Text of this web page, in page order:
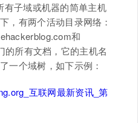
子域或机器的简单主机
，有两个活动目录网络：
和
所有文档，它的主机名
一个域树，如下示例：